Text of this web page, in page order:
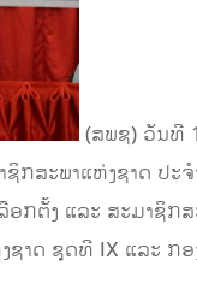
​(ສພຊ) ວັນທີ
ຊິກສະພາແຫ່ງຊາດ ປ
ອກຕັ້ງ ແລະ ສະມາຊິ
າດ ຊຸດທີ IX ແລະ ກ